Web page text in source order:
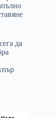
да